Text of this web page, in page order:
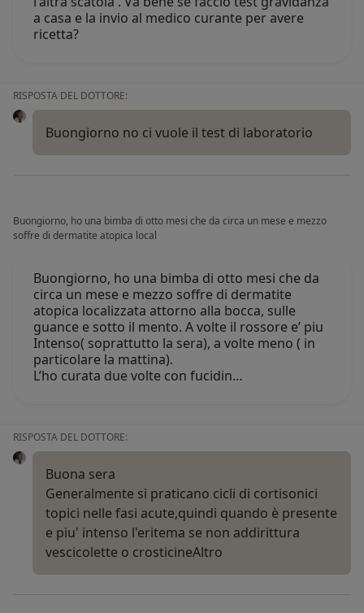
a casa e la invio al medico curante per avere
ricetta?
RISPOSTA DEL DOTTORE:
Buongiorno no ci vuole il test di laboratorio
Buongiorno, ho una bimba di otto mesi che da circa un mese e mezzo
soffre di dermatite atopica local
Buongiorno, ho una bimba di otto mesi che da
circa un mese e mezzo soffre di dermatite
atopica localizzata attorno alla bocca, sulle
guance e sotto il mento. A volte il rossore e’ piu
Intenso( soprattutto la sera), a volte meno ( in
particolare la mattina).
L’ho curata due volte con fucidin…
RISPOSTA DEL DOTTORE:
Buona sera
Generalmente si praticano cicli di cortisonici
topici nelle fasi acute,quindi quando è presente
e piu' intenso l'eritema se non addirittura
vescicolette o crosticineAltro